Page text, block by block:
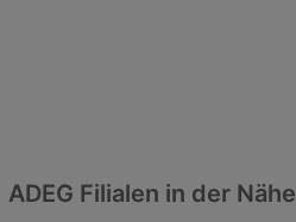
ADEG Filialen in der Nähe